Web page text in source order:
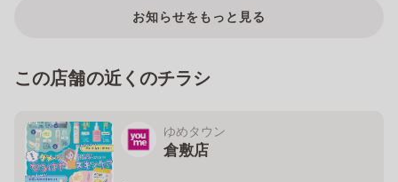
お知らせをもっと見る
この店舗の近くのチラシ
ゆめタウン
倉敷店